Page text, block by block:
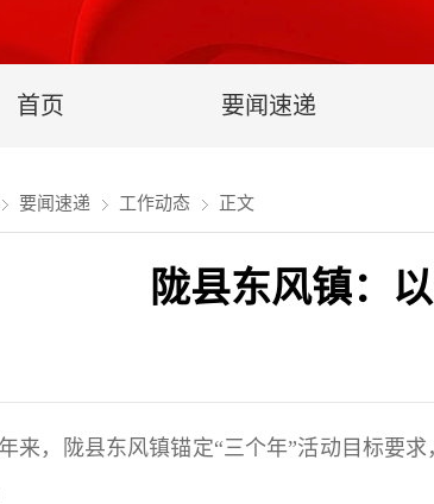
首页 要闻速递
要闻速递 工作动态 正文
陇县东风镇：
来，陇县东风镇锚定“三个年”活动目标要